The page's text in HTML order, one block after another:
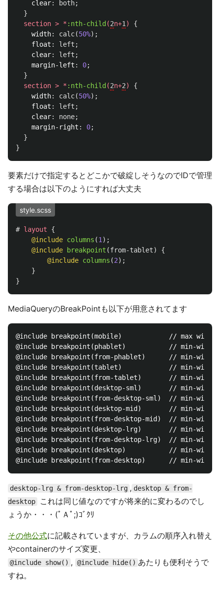
clear: both;
}
section > * :nth-child (2n+1 )
{
width: calc(50%);
float : left ;
clear: left ;
margin-left : 0;
}
section > * :nth-child (2n+2)
{
width: calc(50%);
float : left ;
clear: none;
margin-right : 0;
}
}
要素だけで指定するとどこかで破綻しそうなのでIDで管理
する場合は以下のようにすれば大丈夫
style.scss
# layout
{
@include columns (1 );
@include
breakpoint (from-tablet)
{
@include columns (2);
}
}
MediaQueryのBreakPointも以下が用意されてます
@include breakpoint(mobile)            // max width:
@include breakpoint(phablet)           // min-width:
@include breakpoint(from-phablet)      // min-width:
@include breakpoint(tablet)            // min-width:
@include breakpoint(from-tablet)       // min-width:
@include breakpoint(desktop-sml)       // min-width:
@include breakpoint(from-desktop-sml)  // min-width:
@include breakpoint(desktop-mid)       // min-width:
@include breakpoint(from-desktop-mid)  // min-width:
@include breakpoint(desktop-lrg)       // min-width:
@include breakpoint(from-desktop-lrg)  // min-width:
@include breakpoint(desktop)           // min-width:
desktop-lrg & from-desktop-lrg , desktop & from-
desktop
これは同じ値なのですが将来的に変わるのでし
ょうか・・・(ﾟＡﾟ;)ｺﾞｸﾘ
その他公式に記載されていますが、カラムの順序入れ替え
やcontainerのサイズ変更、
@include show() , @include hide() あたりも便利そうで
すね。